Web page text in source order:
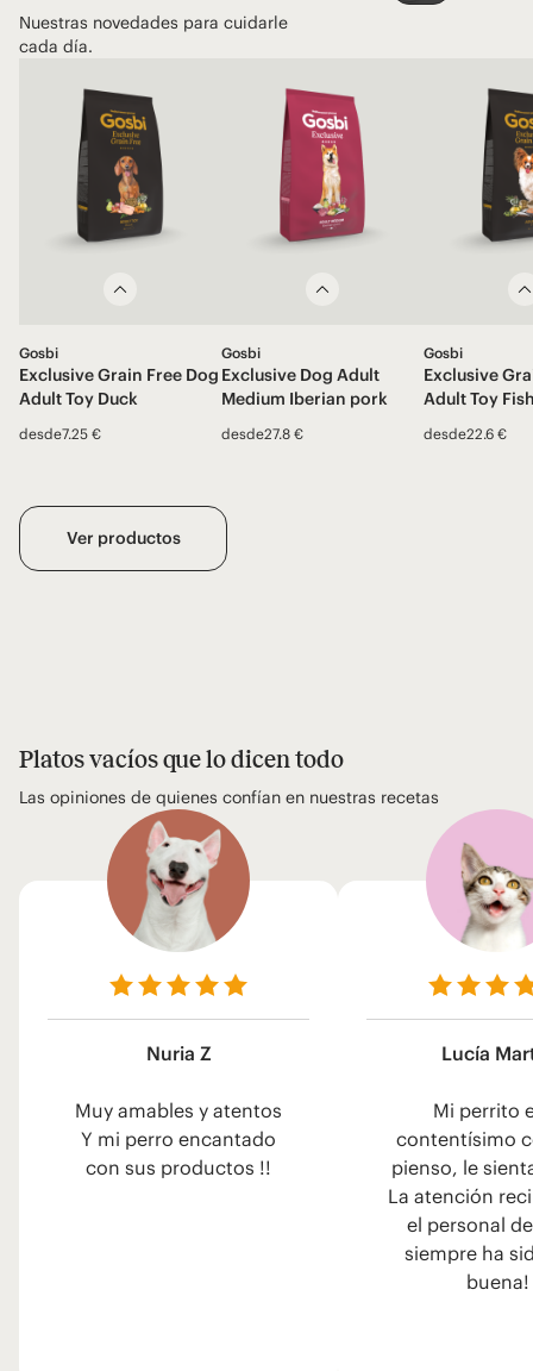
Nuestras novedades para cuidarle
cada día.
Gosbi
Exclusive Grain Free Dog
Adult Toy Duck
desde7.25 €
Gosbi
Exclusive Dog Adult
Medium Iberian pork
desde27.8 €
Gosbi
Exclusive
Adult Toy
desde22.6 €
Ver productos
Platos vacíos que lo dicen todo
Las opiniones de quienes confían en nuestras recetas
Nuria Z
Muy amables y atentos
Y mi perro encantado
con sus productos !!
Lucía
Mi perrito
contentísimo
pienso, le
La atención
el personal
siempre ha
buena!